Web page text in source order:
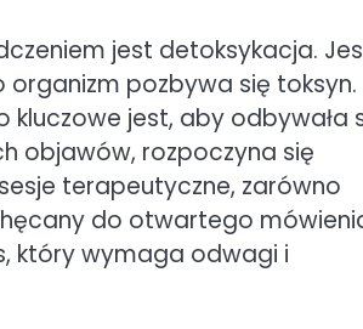
jest detoksykacja.
pozbywa się toksyn.
jest, aby odbywała
objawów, rozpoczyna się
terapeutyczne, zarówno
do otwartego
który wymaga odwagi i